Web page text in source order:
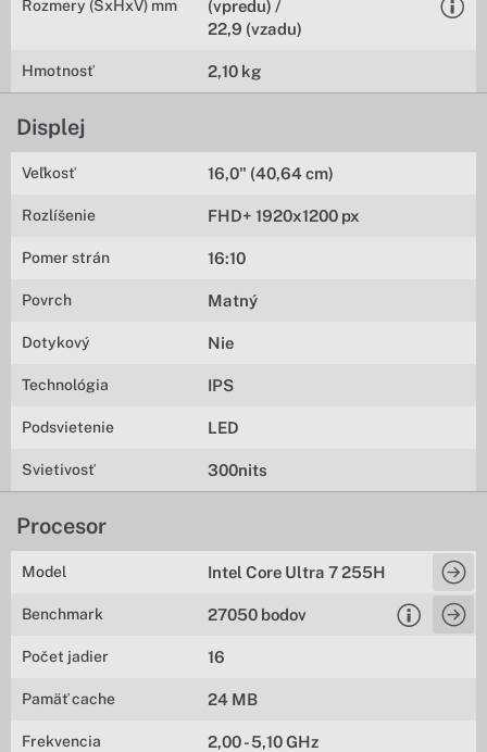
Rozmery (ŠxHxV) mm
(vpredu) /
22,9 (vzadu)
Hmotnosť 2,10 kg
Displej
Veľkosť 16,0" (40,64 cm)
Rozlíšenie FHD+ 1920x1200 px
Pomer strán 16:10
Povrch Matný
Dotykový Nie
Technológia IPS
Podsvietenie LED
Svietivosť 300nits
Procesor
Model Intel Core Ultra 7 255H
Benchmark 27050 bodov
Počet jadier 16
Pamäť cache 24 MB
Frekvencia 2,00 - 5,10 GHz